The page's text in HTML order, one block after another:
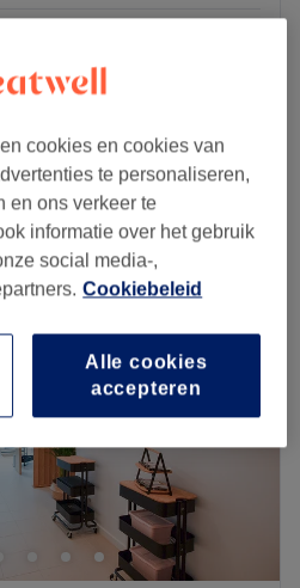
09:30–18:00
09:30
09:30–18:00
09:30 –
09:30–18:00
des jalouses en réservant
, en plein coeur deSaint-
de la station
cookies en cookies van
te personaliseren,
en ons verkeer te
informatie over het gebruik
social media-,
Cookiebeleid
Alle cookies
accepteren